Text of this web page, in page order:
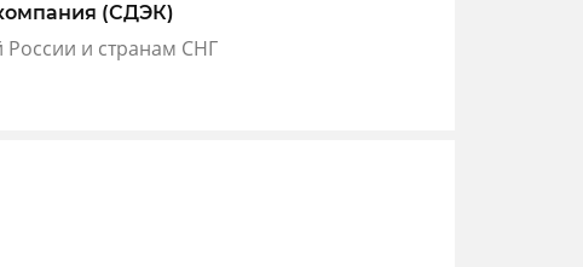
(СДЭК)
России и странам СНГ